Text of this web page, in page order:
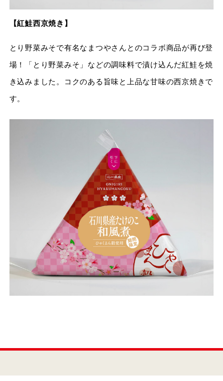
【紅鮭西京焼き】
とり野菜みそで有名なまつやさんとのコラボ商品が再び登
場！「とり野菜みそ」などの調味料で漬け込んだ紅鮭を焼
き込みました。コクのある旨味と上品な甘味の西京焼きで
す。